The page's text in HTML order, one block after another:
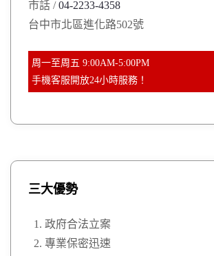
:
市話 /04-2233-4358
台中市北區進化路502號
周一至周五 9:00AM-5:00PM
手機客服開放24小時服務！
三大優勢
政府合法立案
專業保密迅速